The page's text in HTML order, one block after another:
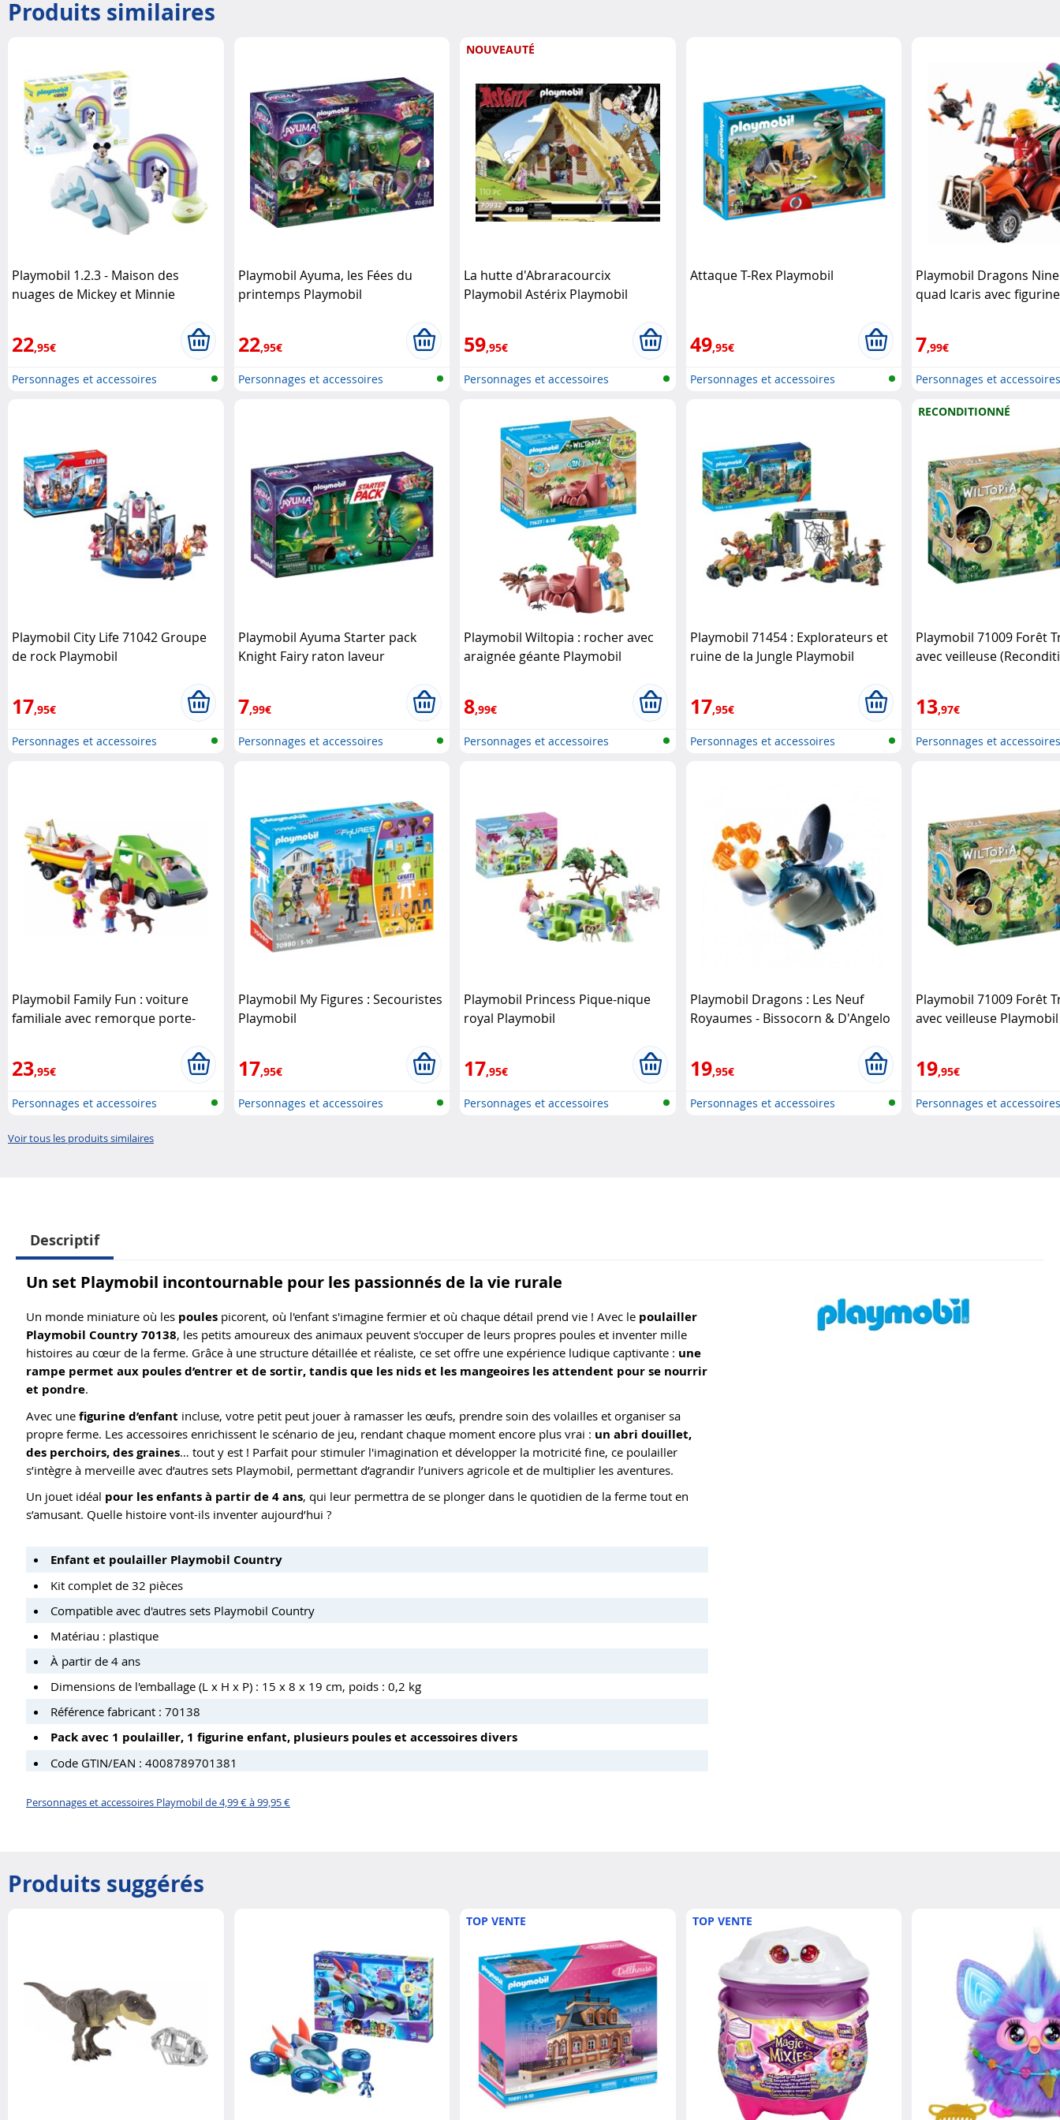
Produits similaires
Playmobil 1.2.3 - Maison des
nuages de Mickey et Minnie
22,95€
Personnages et accessoires
Playmobil Ayuma, les Fées du
printemps Playmobil
22,95€
Personnages et accessoires
NOUVEAUTÉ
La hutte d'Abraracourcix
Playmobil Astérix Playmobil
59,95€
Personnages et accessoires
Attaque T-Rex Playmobil
49,95€
Personnages et accessoires
Playmobil Dragons
quad Icaris avec
7,99€
Personnages et
Playmobil City Life 71042 Groupe
de rock Playmobil
17,95€
Personnages et accessoires
Playmobil Ayuma Starter pack
Knight Fairy raton laveur
7,99€
Personnages et accessoires
Playmobil Wiltopia : rocher avec
araignée géante Playmobil
8,99€
Personnages et accessoires
Playmobil 71454 : Explorateurs et
ruine de la Jungle Playmobil
17,95€
Personnages et accessoires
RECONDITIONNÉ
Playmobil 71009 Forêt
avec veilleuse
13,97€
Personnages et
Playmobil Family Fun : voiture
familiale avec remorque porte-
23,95€
Personnages et accessoires
Playmobil My Figures : Secouristes
Playmobil
17,95€
Personnages et accessoires
Playmobil Princess Pique-nique
royal Playmobil
17,95€
Personnages et accessoires
Playmobil Dragons : Les Neuf
Royaumes - Bissocorn & D'Angelo
19,95€
Personnages et accessoires
Playmobil 71009 Forêt
avec veilleuse Playmobil
19,95€
Personnages et
Voir tous les produits similaires
Descriptif
Un set Playmobil incontournable pour les passionnés de la vie rurale
Un monde miniature où les poules picorent, où l'enfant s'imagine fermier et où chaque détail prend vie ! Avec le poulailler
Playmobil Country 70138, les petits amoureux des animaux peuvent s'occuper de leurs propres poules et inventer mille
histoires au cœur de la ferme. Grâce à une structure détaillée et réaliste, ce set offre une expérience ludique captivante : une
rampe permet aux poules d’entrer et de sortir, tandis que les nids et les mangeoires les attendent pour se nourrir
et pondre.
Avec une figurine d’enfant incluse, votre petit peut jouer à ramasser les œufs, prendre soin des volailles et organiser sa
propre ferme. Les accessoires enrichissent le scénario de jeu, rendant chaque moment encore plus vrai : un abri douillet,
des perchoirs, des graines… tout y est ! Parfait pour stimuler l'imagination et développer la motricité fine, ce poulailler
s’intègre à merveille avec d’autres sets Playmobil, permettant d’agrandir l’univers agricole et de multiplier les aventures.
Un jouet idéal pour les enfants à partir de 4 ans, qui leur permettra de se plonger dans le quotidien de la ferme tout en
s’amusant. Quelle histoire vont-ils inventer aujourd’hui ?
Enfant et poulailler Playmobil Country
Kit complet de 32 pièces
Compatible avec d'autres sets Playmobil Country
Matériau : plastique
À partir de 4 ans
Dimensions de l'emballage (L x H x P) : 15 x 8 x 19 cm, poids : 0,2 kg
Référence fabricant : 70138
Pack avec 1 poulailler, 1 figurine enfant, plusieurs poules et accessoires divers
Code GTIN/EAN : 4008789701381
Personnages et accessoires Playmobil de 4,99 € à 99,95 €
Produits suggérés
TOP VENTE TOP VENTE